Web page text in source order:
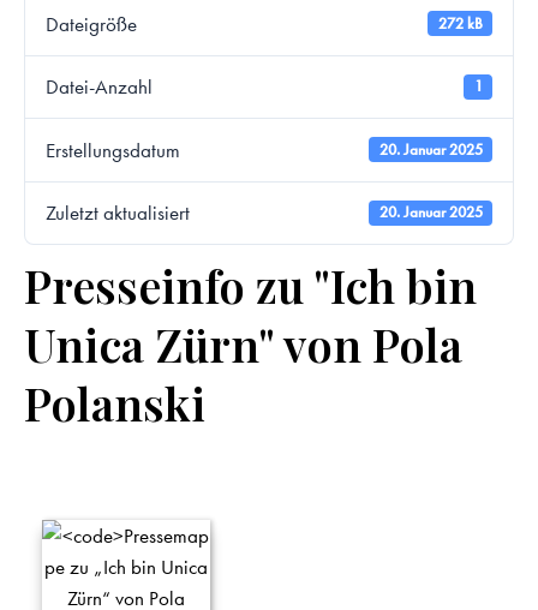
Dateigröße 272 kB
Datei-Anzahl 1
Erstellungsdatum 20. Januar 2025
Zuletzt aktualisiert 20. Januar 2025
Presseinfo zu "Ich bin
Unica Zürn" von Pola
Polanski